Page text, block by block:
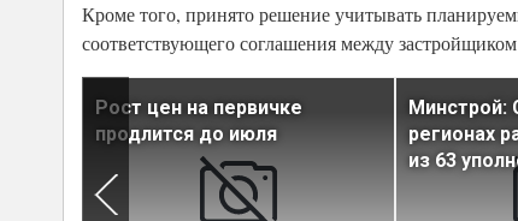
Кроме того, принято решение учитывать
соответствующего соглашения между
Рост цен на первичке
продлится до июля
Минстрой:
регионах
из 63